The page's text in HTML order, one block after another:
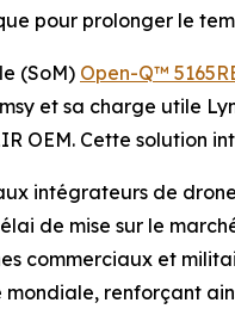
pour prolonger le
(SoM) Open-Q™
et sa charge utile
OEM. Cette solution
intégrateurs de
de mise sur le
commerciaux et
renforçant